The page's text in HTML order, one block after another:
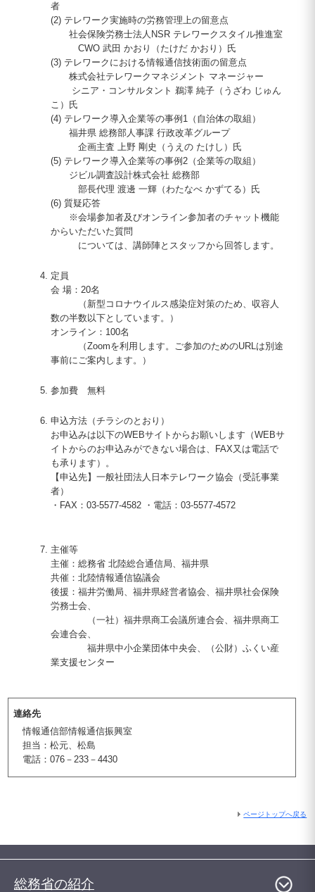
者
(2) テレワーク実施時の労務管理上の留意点
社会保険労務士法人NSR テレワークスタイル推進室
CWO 武田 かおり（たけだ かおり）氏
(3) テレワークにおける情報通信技術面の留意点
株式会社テレワークマネジメント マネージャー
シニア・コンサルタント 鵜澤 純子（うざわ じゅん
こ）氏
(4) テレワーク導入企業等の事例1（自治体の取組）
福井県 総務部人事課 行政改革グループ
企画主査 上野 剛史（うえの たけし）氏
(5) テレワーク導入企業等の事例2（企業等の取組）
ジビル調査設計株式会社 総務部
部長代理 渡邊 一輝（わたなべ かずてる）氏
(6) 質疑応答
※会場参加者及びオンライン参加者のチャット機能
からいただいた質問
については、講師陣とスタッフから回答します。
定員
会 場：20名
（新型コロナウイルス感染症対策のため、収容人
数の半数以下としています。）
オンライン：100名
（Zoomを利用します。ご参加のためのURLは別途
事前にご案内します。）
参加費 無料
申込方法（チラシのとおり）
お申込みは以下のWEBサイトからお願いします（WEBサ
イトからのお申込みができない場合は、FAX又は電話で
も承ります）。
【申込先】一般社団法人日本テレワーク協会（受託事業
者）
・FAX：03-5577-4582 ・電話：03-5577-4572
主催等
主催：総務省 北陸総合通信局、福井県
共催：北陸情報通信協議会
後援：福井労働局、福井県経営者協会、福井県社会保険
労務士会、
（一社）福井県商工会議所連合会、福井県商工
会連合会、
福井県中小企業団体中央会、（公財）ふくい産
業支援センター
連絡先
情報通信部情報通信振興室
担当：松元、松島
電話：076－233－4430
ページトップへ戻る
総務省の紹介